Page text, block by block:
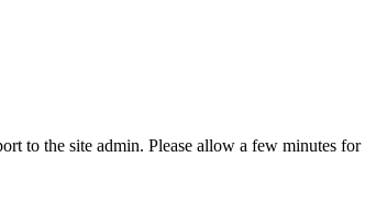
to the site admin. Please allow a few minutes for